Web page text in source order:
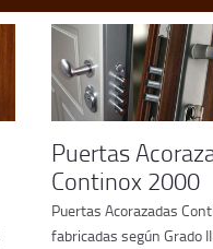
Puertas
Continox 2000
Puertas Acorazadas
fabricadas según Grado